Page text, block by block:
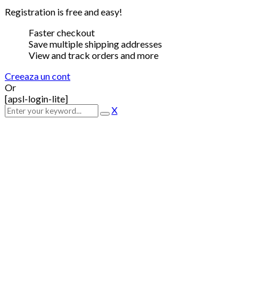
Registration is free and easy!
Faster checkout
Save multiple shipping addresses
View and track orders and more
Creeaza un cont
Or
[apsl-login-lite]
X